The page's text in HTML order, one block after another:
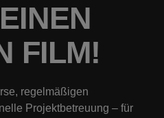
FILM!
regelmäßigen
Projektbetreuung – für